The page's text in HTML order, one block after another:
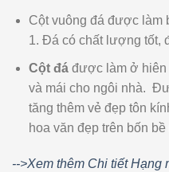
Cột vuông đá được làm
1. Đá có chất lượng tốt,
Cột đáđược làm ở hiên
và mái cho ngôi nhà.
tăng thêm vẻ đẹp tôn
hoa văn đẹp trên bốn bề
-->Xem thêm Chi tiết Hạng